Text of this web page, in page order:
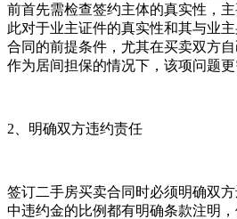
前首先需检查签约主体的真实性，
此对于业主证件的真实性和其与业
合同的前提条件，尤其在买卖双方
作为居间担保的情况下，该项问题更
2、明确双方违约责任
签订二手房买卖合同时必须明确双
中违约金的比例都有明确条款注明